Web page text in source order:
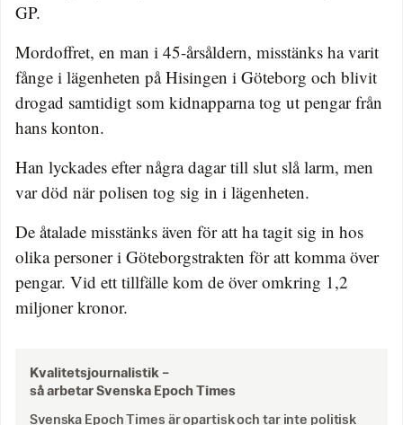
GP.
Mordoffret, en man i 45-årsåldern, misstänks ha varit
fånge i lägenheten på Hisingen i Göteborg och blivit
drogad samtidigt som kidnapparna tog ut pengar från
hans konton.
Han lyckades efter några dagar till slut slå larm, men
var död när polisen tog sig in i lägenheten.
De åtalade misstänks även för att ha tagit sig in hos
olika personer i Göteborgstrakten för att komma över
pengar. Vid ett tillfälle kom de över omkring 1,2
miljoner kronor.
Kvalitetsjournalistik –
så arbetar Svenska Epoch Times
Svenska Epoch Times är opartisk och tar inte politisk